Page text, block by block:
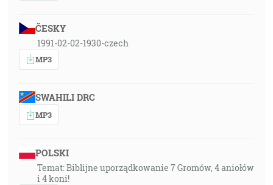
ČESKY
1991-02-02-1930-czech
MP3
SWAHILI DRC
MP3
POLSKI
Temat: Biblijne uporządkowanie 7 Gromów, 4 aniołów
i 4 koni!